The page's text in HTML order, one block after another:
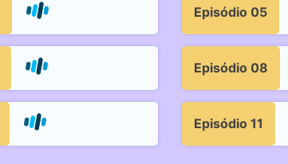
Episódio 05
Episódio 08
Episódio 11